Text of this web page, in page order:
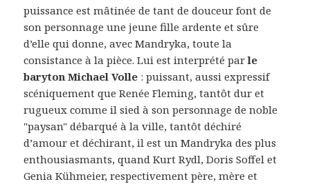
puissance est mâtinée de tant de douceur font de
son personnage une jeune fille ardente et sûre
d’elle qui donne, avec Mandryka, toute la
consistance à la pièce. Lui est interprété parle
baryton Michael Volle : puissant, aussi expressif
scéniquement que Renée Fleming, tantôt dur et
rugueux comme il sied à son personnage de noble
"paysan" débarqué à la ville, tantôt déchiré
d’amour et déchirant, il est un Mandryka des plus
enthousiasmants, quand Kurt Rydl, Doris Soffel et
Genia Kühmeier, respectivement père, mère et